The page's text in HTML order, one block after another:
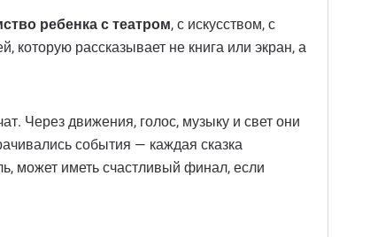
ребенка с театром, с искусством, с
рассказывает не книга или экран, а
Через движения, голос, музыку и свет они
события — каждая сказка
может иметь счастливый финал, если